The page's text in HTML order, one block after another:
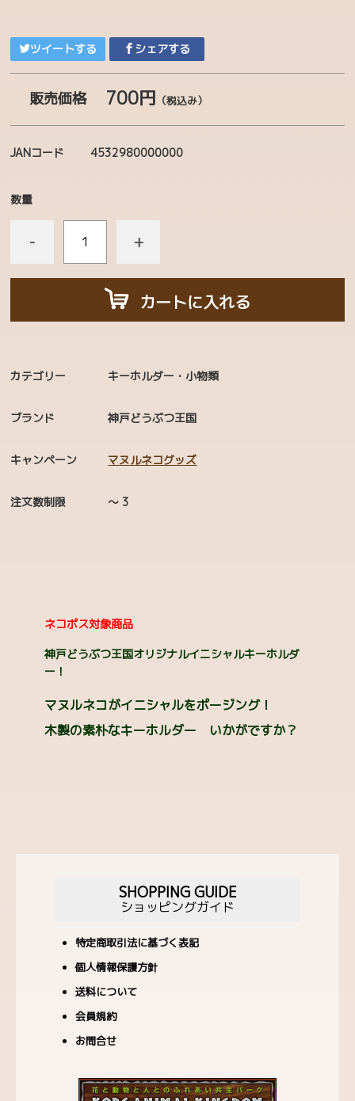
まもろうPROJECT ユキヒョウ
チャリティーコーナー
ぬいぐるみ
マスコット・ストラップ
生活雑貨
ステーショナリー
シール・ステッカー
ボールペン・えんぴつ
タオル・てぬぐい
書籍
FOOD
クッション・ファブリック
マグネット・缶バッジ
クリアファイル
Green（植物）
ツイートする シェアする
販売価格 700円 （税込み）
JANコード 4532980000000
数量
- +
カートに入れる
カテゴリー キーホルダー・小物類
ブランド 神戸どうぶつ王国
キャンペーン マヌルネコグッズ
注文数制限 ～ 3
ネコポス対象商品
神戸どうぶつ王国オリジナルイニシャルキーホルダ
ー！
マヌルネコがイニシャルをポージング！
木製の素朴なキーホルダー いかがですか？
SHOPPING GUIDE
ショッピングガイド
特定商取引法に基づく表記
個人情報保護方針
送料について
会員規約
お問合せ